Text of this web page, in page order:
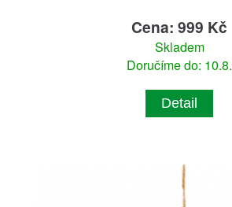
Cena: 999 Kč
Skladem
Doručíme do: 10.8.
Detail